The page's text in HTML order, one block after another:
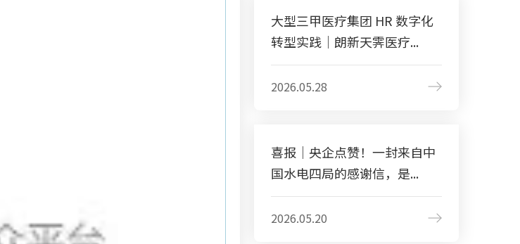
大型三甲医疗集团 HR 数字化
转型实践｜朗新天霁医疗...
2026.05.28
喜报｜央企点赞！一封来自中
国水电四局的感谢信，是...
2026.05.20